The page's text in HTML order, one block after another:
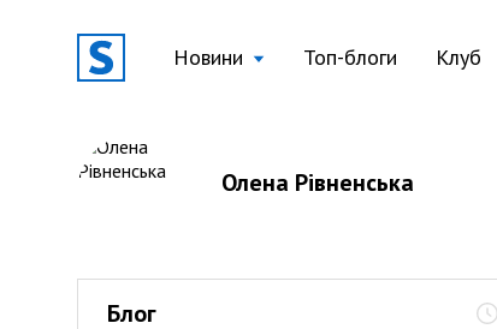
Новини Топ-блоги Клуб
Олена Рівненська
Блог